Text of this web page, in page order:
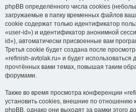
phpBB определённого числа cookies
загружаемые в папку временных файлов
cookie содержат только идентификатор
«user-id») и идентификатор анонимной
id»), автоматически присвоенные вам
Третья cookie будет создана после
«refinish-avtolak.ru» и будет
прочтённых вами темах, повышая таким
форумами.
Также во время просмотра конференции
установить cookies, внешние по отношению
phpBB, однако они выходят за рамки этого